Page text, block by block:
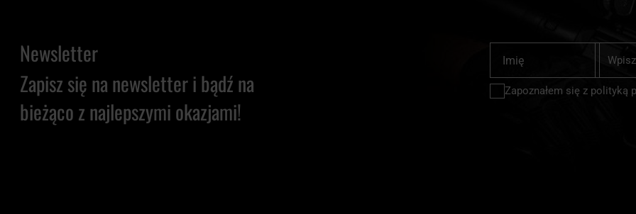
Newsletter
Zapisz się na newsletter i bądź na
bieżąco z najlepszymi okazjami!
Subskrybuj
nasz
Zapoznałem się z polityką